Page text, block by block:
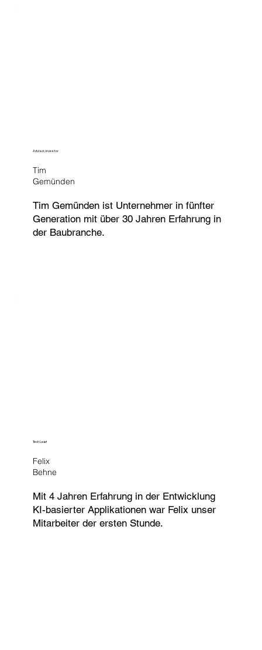
Advisor, Investor
Tim
Gemünden
Tim Gemünden ist Unternehmer in fünfter
Generation mit über 30 Jahren Erfahrung in
der Baubranche.
Tech Lead
Felix
Behne
Mit 4 Jahren Erfahrung in der Entwicklung
KI-basierter Applikationen war Felix unser
Mitarbeiter der ersten Stunde.